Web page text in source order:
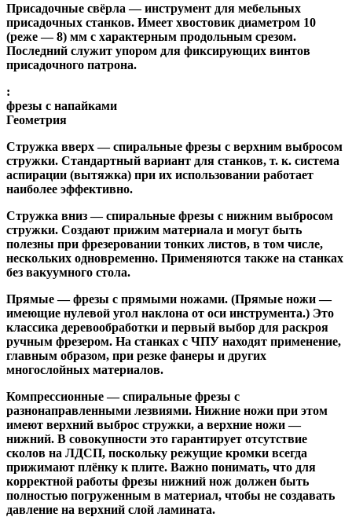
Присадочные свёрла — инструмент для мебельных
присадочных станков. Имеет хвостовик диаметром 10
(реже — 8) мм с характерным продольным срезом.
Последний служит упором для фиксирующих винтов
присадочного патрона.
:
фрезы с напайками
Геометрия
Стружка вверх— спиральные фрезы с верхним выбросом
стружки. Стандартный вариант для станков, т. к. система
аспирации (вытяжка) при их использовании работает
наиболее эффективно.
Стружка вниз— спиральные фрезы с нижним выбросом
стружки. Создают прижим материала и могут быть
полезны при фрезеровании тонких листов, в том числе,
нескольких одновременно. Применяются также на станках
без вакуумного стола.
Прямые— фрезы с прямыми ножами. (Прямые ножи —
имеющие нулевой угол наклона от оси инструмента.) Это
классика деревообработки и первый выбор для раскроя
ручным фрезером. На станках с ЧПУ находят применение,
главным образом, при резке фанеры и других
многослойных материалов.
Компрессионные— спиральные фрезы с
разнонаправленными лезвиями. Нижние ножи при этом
имеют верхний выброс стружки, а верхние ножи —
нижний. В совокупности это гарантирует отсутствие
сколов на ЛДСП, поскольку режущие кромки всегда
прижимают плёнку к плите. Важно понимать, что для
корректной работы фрезы нижний нож должен быть
полностью погруженным в материал, чтобы не создавать
давление на верхний слой ламината.